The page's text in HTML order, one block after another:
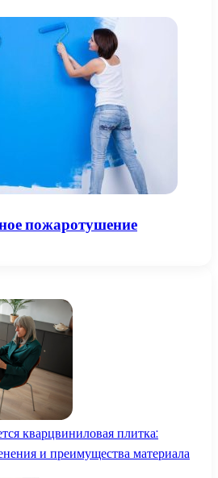
пожаротушение
кварцвиниловая плитка:
и преимущества материала